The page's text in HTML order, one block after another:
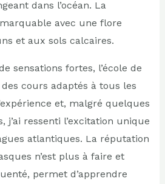
dans l’océan. La
avec une flore
et aux sols calcaires.
sensations fortes, l’école de
cours adaptés à tous les
et, malgré quelques
j’ai ressenti l’excitation unique
atlantiques. La réputation
n’est plus à faire et
permet d’apprendre